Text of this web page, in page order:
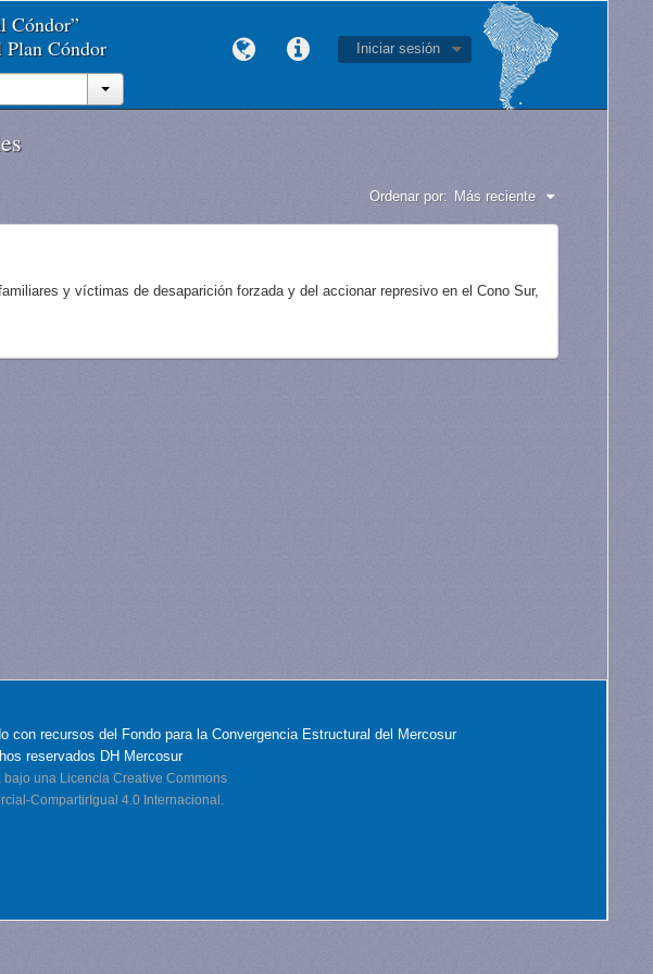
Cóndor”
Plan Cóndor
Iniciar sesión
Ordenar por: Más reciente
y víctimas de desaparición forzada y del accionar represivo en el Cono Sur,
con recursos del Fondo para la Convergencia Estructural del Mercosur
reservados DH Mercosur
bajo una Licencia Creative Commons
CompartirIgual 4.0 Internacional.